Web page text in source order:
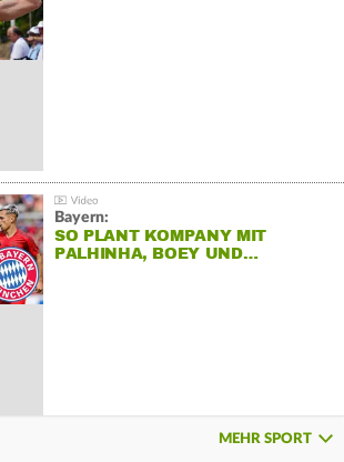
Bayern:
SO PLANT KOMPANY MIT
PALHINHA, BOEY UND…
MEHR SPORT